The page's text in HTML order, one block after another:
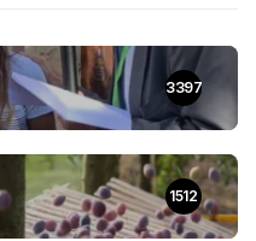
3397
1512